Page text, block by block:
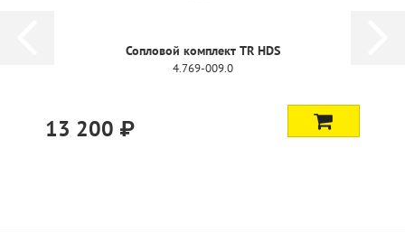
Сопловой комплект TR HDS
4.769-009.0
13 200 ₽